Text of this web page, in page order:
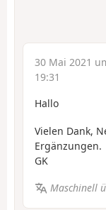
30 Mai 2021
19:31
Hallo
Vielen Dank,
Ergänzungen.
GK
Maschinell